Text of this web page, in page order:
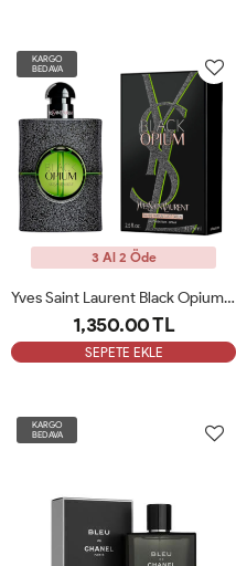
KARGO
BEDAVA
3 Al 2 Öde
Yves Saint Laurent Black Opium İllicit Green Edp 90 Ml Kadın Parfüm ARC
1,350.00 TL
SEPETE EKLE
KARGO
BEDAVA